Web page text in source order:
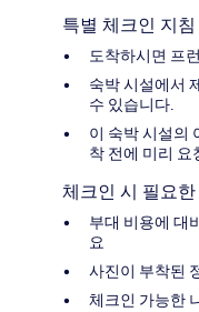
특별 체크인 지침
도착하시면 프
숙박 시설에서
수 있습니다.
이 숙박 시설의
착 전에 미리 요
체크인 시 필요
부대 비용에 대
요
사진이 부착된
체크인 가능한